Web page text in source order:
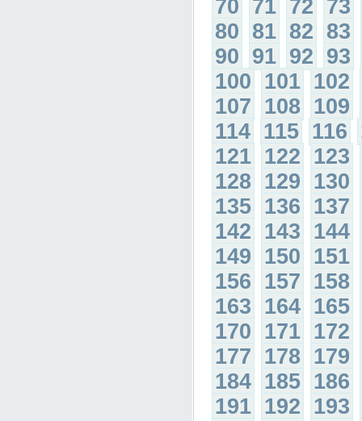
70 71 72 73
80 81 82 83
90 91 92 93
100 101 102
107 108 109
114 115 116
121 122 123
128 129 130
135 136 137
142 143 144
149 150 151
156 157 158
163 164 165
170 171 172
177 178 179
184 185 186
191 192 193